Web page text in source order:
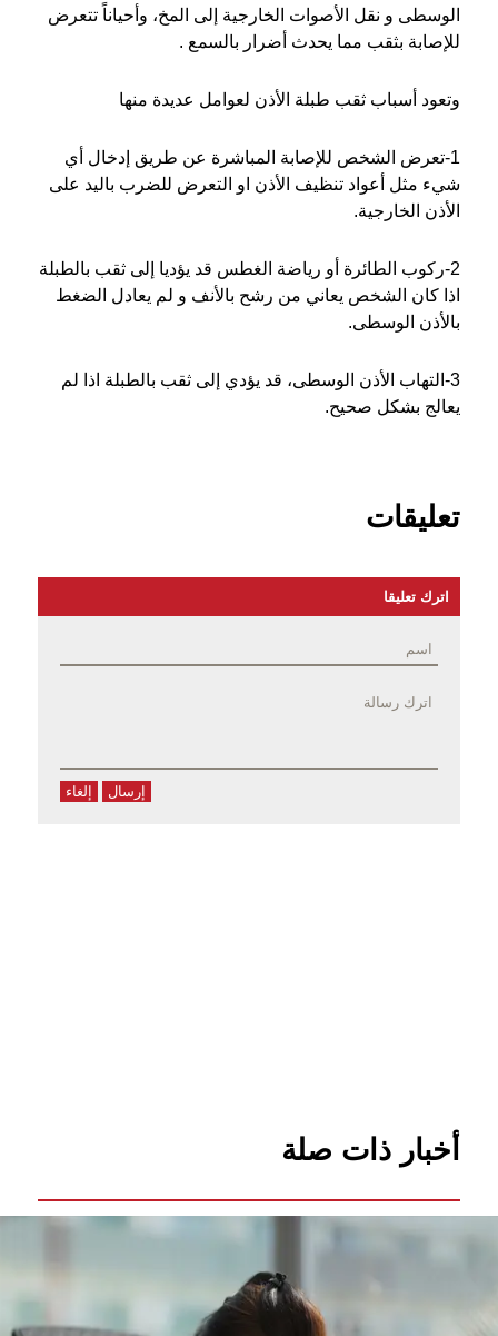
الوسطى و نقل الأصوات الخارجية إلى المخ، وأحياناً تتعرض
للإصابة بثقب مما يحدث أضرار بالسمع .
وتعود أسباب ثقب طبلة الأذن لعوامل عديدة منها
1-تعرض الشخص للإصابة المباشرة عن طريق إدخال أي
شيء مثل أعواد تنظيف الأذن او التعرض للضرب باليد على
الأذن الخارجية.
2-ركوب الطائرة أو رياضة الغطس قد يؤديا إلى ثقب بالطبلة
اذا كان الشخص يعاني من رشح بالأنف و لم يعادل الضغط
بالأذن الوسطى.
3-التهاب الأذن الوسطى، قد يؤدي إلى ثقب بالطبلة اذا لم
يعالج بشكل صحيح.
تعليقات
اترك تعليقا
إرسال إلغاء
أخبار ذات صلة